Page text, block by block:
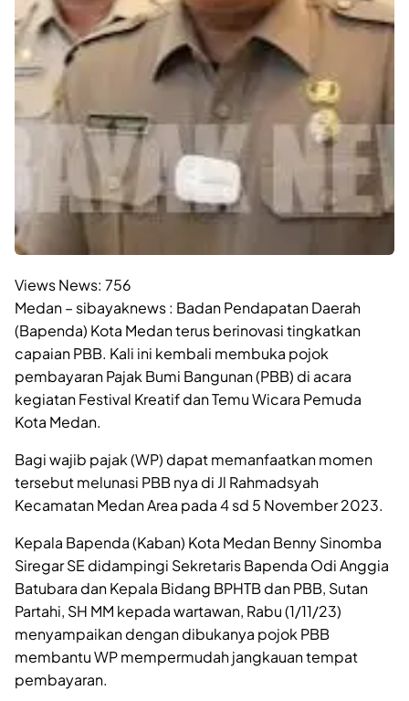
Views News: 756
Medan – sibayaknews : Badan Pendapatan Daerah
(Bapenda) Kota Medan terus berinovasi tingkatkan
capaian PBB. Kali ini kembali membuka pojok
pembayaran Pajak Bumi Bangunan (PBB) di acara
kegiatan Festival Kreatif dan Temu Wicara Pemuda
Kota Medan.
Bagi wajib pajak (WP) dapat memanfaatkan momen
tersebut melunasi PBB nya di Jl Rahmadsyah
Kecamatan Medan Area pada 4 sd 5 November 2023.
Kepala Bapenda (Kaban) Kota Medan Benny Sinomba
Siregar SE didampingi Sekretaris Bapenda Odi Anggia
Batubara dan Kepala Bidang BPHTB dan PBB, Sutan
Partahi, SH MM kepada wartawan, Rabu (1/11/23)
menyampaikan dengan dibukanya pojok PBB
membantu WP mempermudah jangkauan tempat
pembayaran.